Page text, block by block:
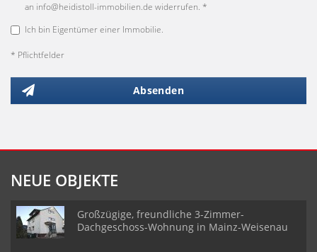
an info@heidistoll-immobilien.de widerrufen. *
Ich bin Eigentümer einer Immobilie.
* Pflichtfelder
Absenden
NEUE OBJEKTE
Großzügige, freundliche 3-Zimmer-
Dachgeschoss-Wohnung in Mainz-Weisenau